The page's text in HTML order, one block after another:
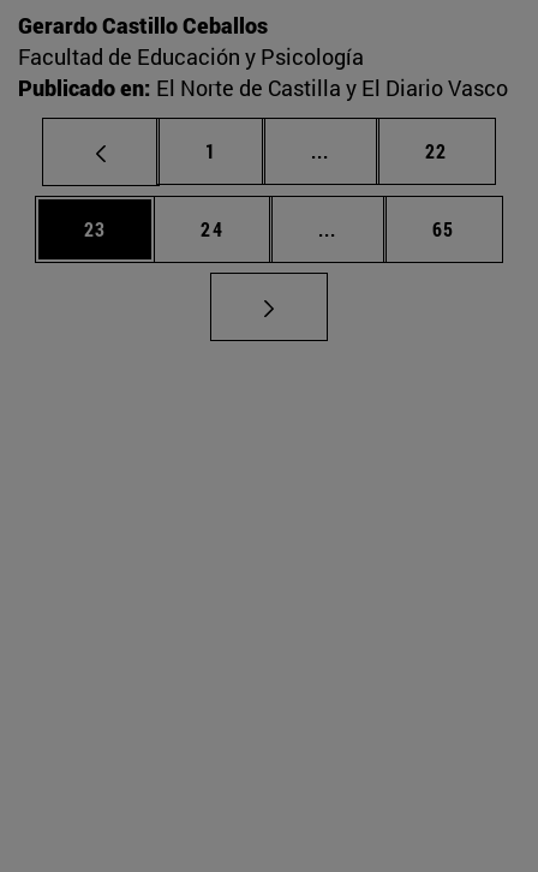
Gerardo Castillo Ceballos
Facultad de Educación y Psicología
Publicado en: El Norte de Castilla y El Diario Vasco
Página
1 ... Páginas intermedias
Página
22
Página
23 Página
24 ... Páginas intermedias
Página
65